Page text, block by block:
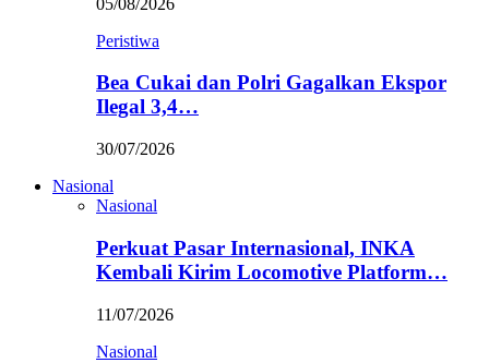
Peristiwa
Bea Cukai dan Polri Gagalkan Ekspor
Ilegal 3,4…
30/07/2026
Nasional
Nasional
Perkuat Pasar Internasional, INKA
Kembali Kirim Locomotive Platform…
11/07/2026
Nasional